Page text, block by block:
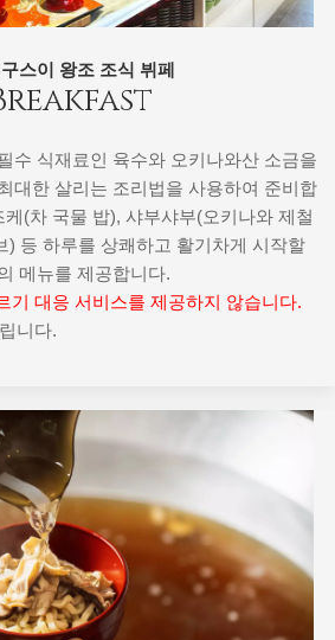
스이 왕조 조식 뷔페
수 식재료인 육수와 오키나와산 소금을
대한 살리는 조리법을 사용하여 준비합
(차 국물 밥), 샤부샤부(오키나와 제철
) 등 하루를 상쾌하고 활기차게 시작할
메뉴를 제공합니다.
기 대응 서비스를 제공하지 않습니다.
니다.